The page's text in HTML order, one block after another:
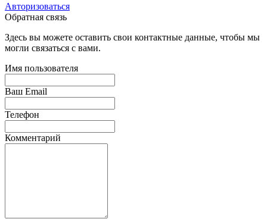
Авторизоваться
Обратная связь
Здесь вы можете оставить свои контактные данные, чтобы мы
могли связаться с вами.
Имя пользователя
Ваш Email
Телефон
Комментарий